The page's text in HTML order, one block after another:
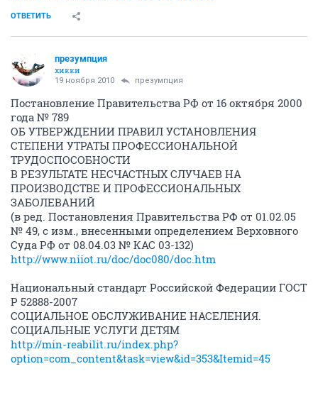
ОТВЕТИТЬ
презумпция
хикки
19 ноября 2010 презумпция
Постановление Правительства РФ от 16 октября 2000
года № 789
ОБ УТВЕРЖДЕНИИ ПРАВИЛ УСТАНОВЛЕНИЯ
СТЕПЕНИ УТРАТЫ ПРОФЕССИОНАЛЬНОЙ
ТРУДОСПОСОБНОСТИ
В РЕЗУЛЬТАТЕ НЕСЧАСТНЫХ СЛУЧАЕВ НА
ПРОИЗВОДСТВЕ И ПРОФЕССИОНАЛЬНЫХ
ЗАБОЛЕВАНИЙ
(в ред. Постановления Правительства РФ от 01.02.05
№ 49, с изм., внесенными определением Верховного
Суда РФ от 08.04.03 № КАС 03-132)
http://www.niiot.ru/doc/doc080/doc.htm
Национальный стандарт Российской Федерации ГОСТ
Р 52888-2007
СОЦИАЛЬНОЕ ОБСЛУЖИВАНИЕ НАСЕЛЕНИЯ.
СОЦИАЛЬНЫЕ УСЛУГИ ДЕТЯМ
http://min-reabilit.ru/index.php?
option=com_content&task=view&id=353&Itemid=45